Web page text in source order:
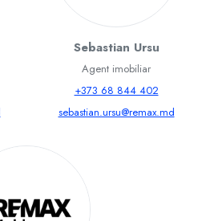
Sebastian Ursu
Agent imobiliar
+373 68 844 402
sebastian.ursu@remax.md